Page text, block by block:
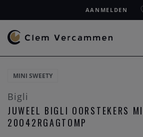
AANMELDEN
MINI SWEETY
Bigli
JUWEEL BIGLI OORSTEKERS
20O42RGAGTOMP